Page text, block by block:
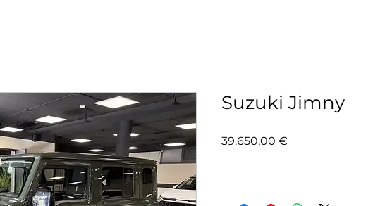
Suzuki Jimny
39.650,00 €